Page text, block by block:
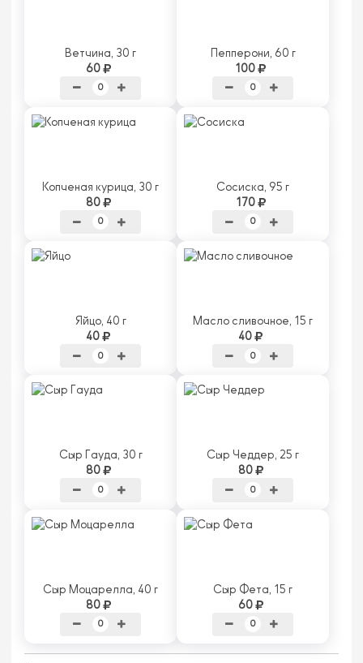
Ветчина, 30 г
60
Пепперони, 60 г
100
Копченая курица, 30 г
80
Сосиска, 95 г
170
Яйцо, 40 г
40
Масло сливочное, 15 г
40
Сыр Гауда, 30 г
80
Сыр Чеддер, 25 г
80
Сыр Моцарелла, 40 г
80
Сыр Фета, 15 г
60